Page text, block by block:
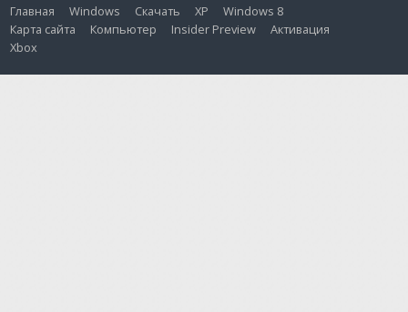
Главная Windows Скачать XP
Windows 8
Карта сайта
Компьютер Insider Preview
Активация
Xbox